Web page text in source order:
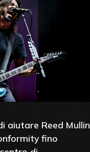
aiutare Reed Mullin
fino